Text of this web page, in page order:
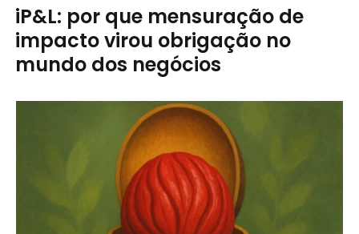
iP&L: por que mensuração de
impacto virou obrigação no
mundo dos negócios